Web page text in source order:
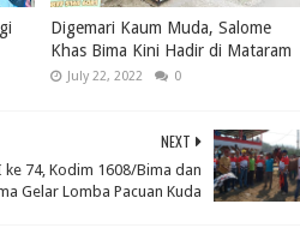
Digemari Kaum Muda, Salome
Khas Bima Kini Hadir di Mataram
July 22, 2022 0
NEXT
ke 74, Kodim 1608/Bima dan
Gelar Lomba Pacuan Kuda